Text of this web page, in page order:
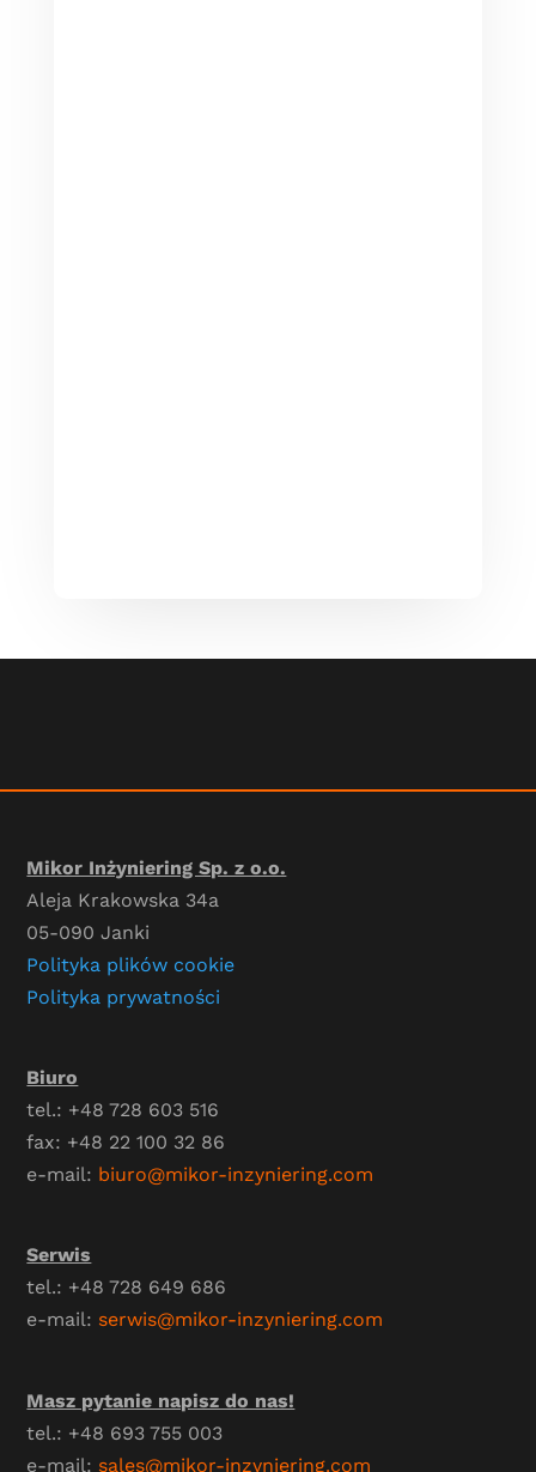
Mikor Inżyniering Sp. z o.o.
Aleja Krakowska 34a
05-090 Janki
Polityka plików cookie
Polityka prywatności
Biuro
tel.: +48 728 603 516
fax: +48 22 100 32 86
e-mail: biuro@mikor-inzyniering.com
Serwis
tel.: +48 728 649 686
e-mail: serwis@mikor-inzyniering.com
Masz pytanie napisz do nas!
tel.: +48 693 755 003
e-mail: sales@mikor-inzyniering.com